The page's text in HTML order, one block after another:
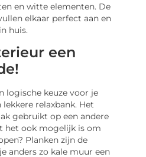
en witte elementen. De
elkaar perfect aan en
huis.
een
logische keuze voor je
relaxbank. Het
gebruikt op een andere
het ook mogelijk is om
Planken zijn de
anders zo kale muur een